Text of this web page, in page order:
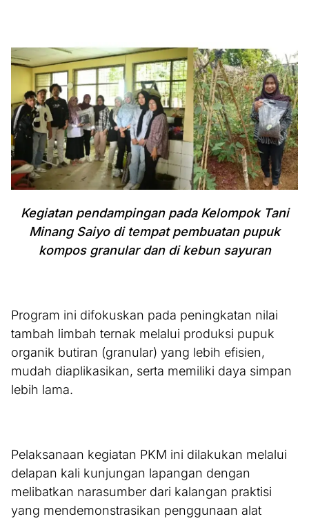
Kegiatan pendampingan pada Kelompok Tani
Minang Saiyo di tempat pembuatan pupuk
kompos granular dan di kebun sayuran
Program ini difokuskan pada peningkatan nilai
tambah limbah ternak melalui produksi pupuk
organik butiran (granular) yang lebih efisien,
mudah diaplikasikan, serta memiliki daya simpan
lebih lama.
Pelaksanaan kegiatan PKM ini dilakukan melalui
delapan kali kunjungan lapangan dengan
melibatkan narasumber dari kalangan praktisi
yang mendemonstrasikan penggunaan alat